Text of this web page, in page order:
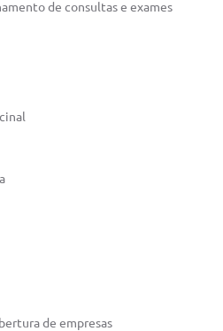
de consultas e exames
de empresas